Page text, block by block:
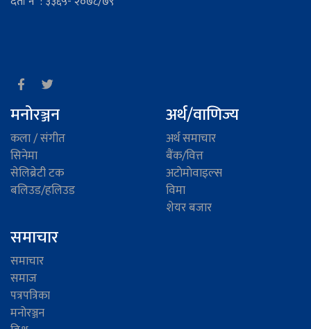
मनोरञ्जन
कला / संगीत
सिनेमा
सेलिब्रेटी टक
बलिउड/हलिउड
अर्थ/वाणिज्य
अर्थ समाचार
बैंक/वित्त
अटाेमाेवाइल्स
विमा
शेयर बजार
समाचार
समाचार
समाज
पत्रपत्रिका
मनोरञ्जन